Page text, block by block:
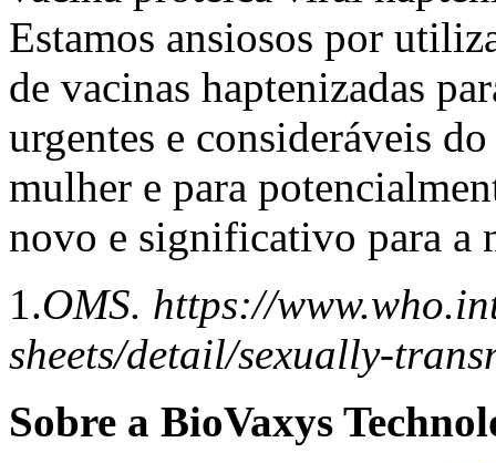
Estamos ansiosos por
de vacinas haptenizadas
urgentes e consideráveis
mulher e para
novo e significativo para a
1.OMS. https://
sheets/detail/sexually-
Sobre a BioVaxys